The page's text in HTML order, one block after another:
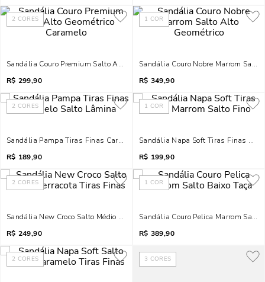
2 CORES
Sandália Couro Premium Salto Alto Geométrico Caramelo
R$ 299,90
1 COR
Sandália Couro Nobre Marrom Salto
R$ 349,90
2 CORES
Sandália Pampa Tiras Finas Caramelo Salto Lâmina
R$ 189,90
1 COR
Sandália Napa Soft Tiras Finas
R$ 199,90
2 CORES
Sandália New Croco Salto Médio Terracota Tiras Finas
R$ 249,90
1 COR
Sandália Couro Pelica Marrom Salto
R$ 389,90
2 CORES 3 CORES